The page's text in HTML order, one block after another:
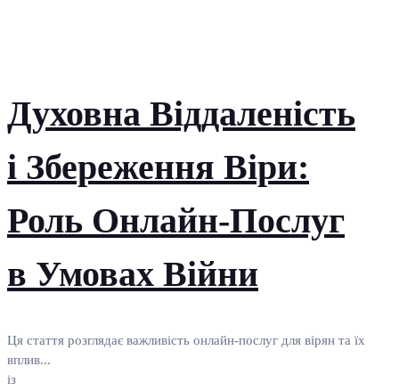
Духовна Віддаленість
і Збереження Віри:
Роль Онлайн-Послуг
в Умовах Війни
Ця стаття розглядає важливість онлайн-послуг для вірян та їх
вплив...
із